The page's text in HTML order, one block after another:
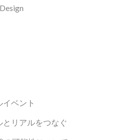
ベント
リアルをつなぐ